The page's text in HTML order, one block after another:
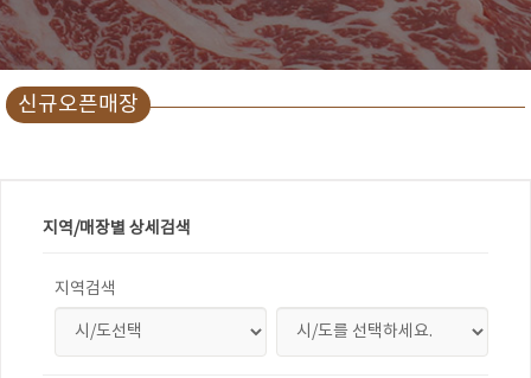
신규오픈매장
지역/매장별 상세검색
지역검색